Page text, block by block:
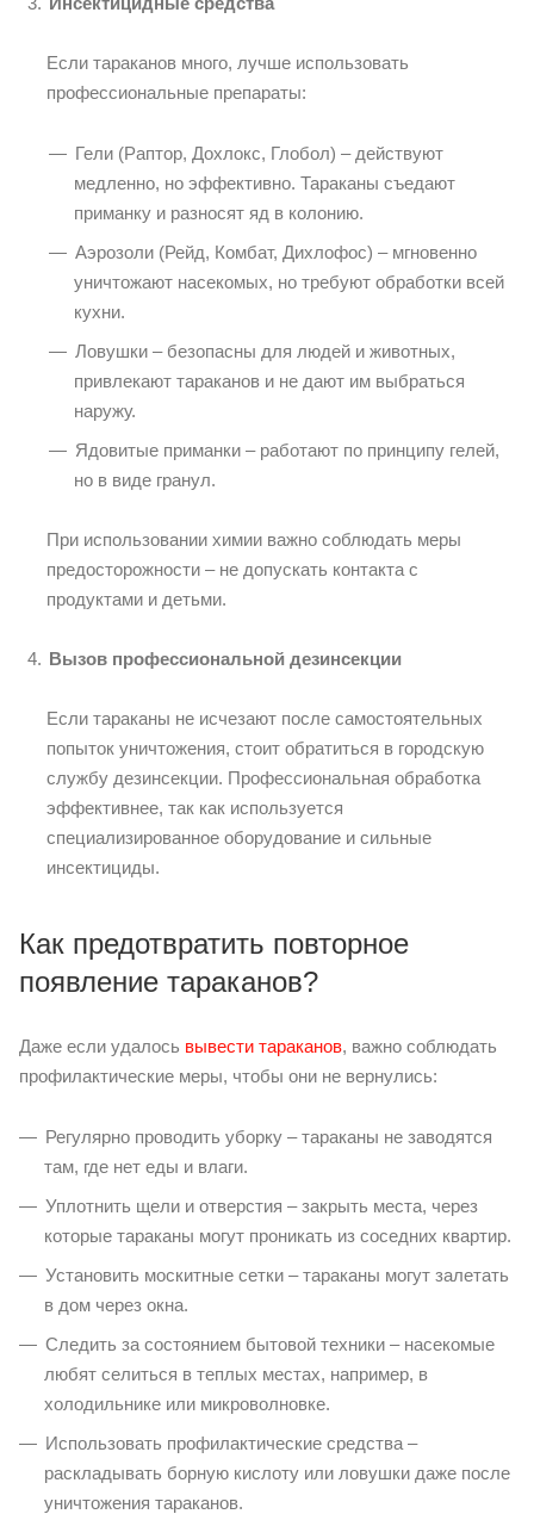
Если тараканов много, лучше использовать
профессиональные препараты:
Гели (Раптор, Дохлокс, Глобол) – действуют
медленно, но эффективно. Тараканы съедают
приманку и разносят яд в колонию.
Аэрозоли (Рейд, Комбат, Дихлофос) – мгновенно
уничтожают насекомых, но требуют обработки всей
кухни.
Ловушки – безопасны для людей и животных,
привлекают тараканов и не дают им выбраться
наружу.
Ядовитые приманки – работают по принципу гелей,
но в виде гранул.
При использовании химии важно соблюдать меры
предосторожности – не допускать контакта с
продуктами и детьми.
Вызов профессиональной дезинсекции
Если тараканы не исчезают после самостоятельных
попыток уничтожения, стоит обратиться в городскую
службу дезинсекции. Профессиональная обработка
эффективнее, так как используется
специализированное оборудование и сильные
инсектициды.
Как предотвратить повторное
появление тараканов?
Даже если удалось вывести тараканов, важно соблюдать
профилактические меры, чтобы они не вернулись:
Регулярно проводить уборку – тараканы не заводятся
там, где нет еды и влаги.
Уплотнить щели и отверстия – закрыть места, через
которые тараканы могут проникать из соседних квартир.
Установить москитные сетки – тараканы могут залетать
в дом через окна.
Следить за состоянием бытовой техники – насекомые
любят селиться в теплых местах, например, в
холодильнике или микроволновке.
Использовать профилактические средства –
раскладывать борную кислоту или ловушки даже после
уничтожения тараканов.